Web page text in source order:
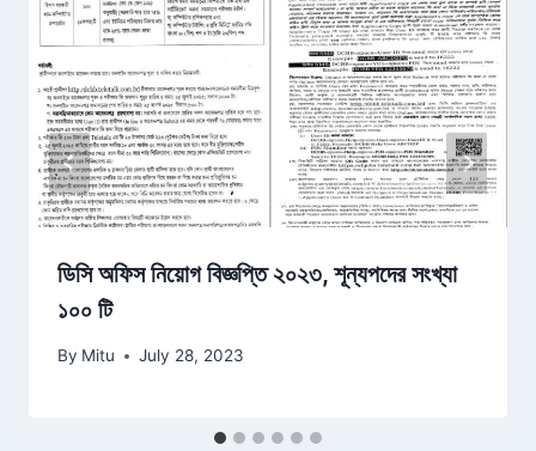
ডিসি অফিস নিয়োগ বিজ্ঞপ্তি ২০২৩, শূন্যপদের সংখ্যা
১০০ টি
By Mitu July 28, 2023